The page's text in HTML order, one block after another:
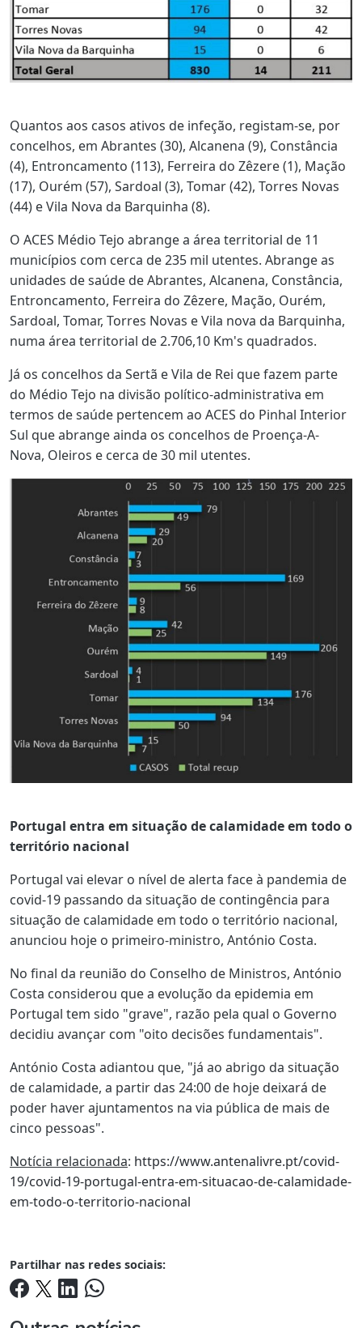
Quantos aos casos ativos de infeção, registam-se, por
concelhos, em Abrantes (30), Alcanena (9), Constância
(4), Entroncamento (113), Ferreira do Zêzere (1), Mação
(17), Ourém (57), Sardoal (3), Tomar (42), Torres Novas
(44) e Vila Nova da Barquinha (8).
O ACES Médio Tejo abrange a área territorial de 11
municípios com cerca de 235 mil utentes. Abrange as
unidades de saúde de Abrantes, Alcanena, Constância,
Entroncamento, Ferreira do Zêzere, Mação, Ourém,
Sardoal, Tomar, Torres Novas e Vila nova da Barquinha,
numa área territorial de 2.706,10 Km's quadrados.
Já os concelhos da Sertã e Vila de Rei que fazem parte
do Médio Tejo na divisão político-administrativa em
termos de saúde pertencem ao ACES do Pinhal Interior
Sul que abrange ainda os concelhos de Proença-A-
Nova, Oleiros e cerca de 30 mil utentes.
Portugal entra em situação de calamidade em todo o
território nacional
Portugal vai elevar o nível de alerta face à pandemia de
covid-19 passando da situação de contingência para
situação de calamidade em todo o território nacional,
anunciou hoje o primeiro-ministro, António Costa.
No final da reunião do Conselho de Ministros, António
Costa considerou que a evolução da epidemia em
Portugal tem sido "grave", razão pela qual o Governo
decidiu avançar com "oito decisões fundamentais".
António Costa adiantou que, "já ao abrigo da situação
de calamidade, a partir das 24:00 de hoje deixará de
poder haver ajuntamentos na via pública de mais de
cinco pessoas".
Notícia relacionada: https://www.antenalivre.pt/covid-
19/covid-19-portugal-entra-em-situacao-de-calamidade-
em-todo-o-territorio-nacional
Partilhar nas redes sociais: